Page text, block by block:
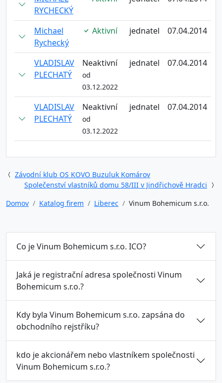
RYCHECKÝ
Michael
Rychecký
Aktivní jednatel 07.04.2014
VLADISLAV
PLECHATÝ
Neaktivní
od
03.12.2022
jednatel 07.04.2014
VLADISLAV
PLECHATÝ
Neaktivní
od
03.12.2022
jednatel 07.04.2014
Závodní klub OS KOVO Buzuluk Komárov
Společenství vlastníků domu 58/III v Jindřichově Hradci
Domov
Katalog firem Liberec Vinum Bohemicum s.r.o.
Co je Vinum Bohemicum s.r.o. ICO?
Jaká je registrační adresa společnosti Vinum
Bohemicum s.r.o.?
Kdy byla Vinum Bohemicum s.r.o. zapsána do
obchodního rejstříku?
kdo je akcionářem nebo vlastníkem společnosti
Vinum Bohemicum s.r.o.?